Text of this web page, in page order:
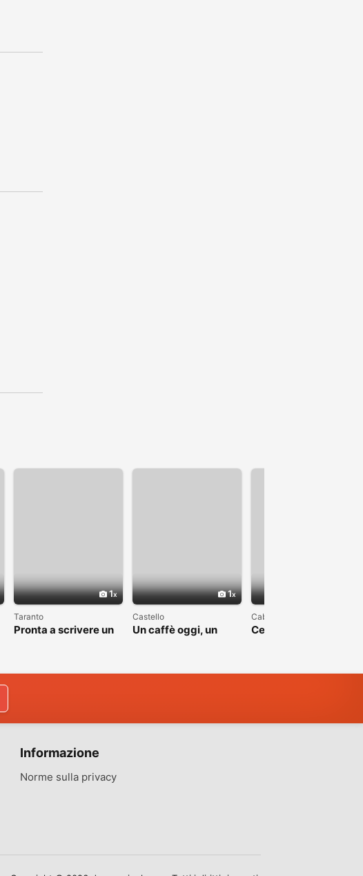
1
Taranto
Pronta a scrivere un
1
Castello
Un caffè oggi, un
Cabras
Cerco una bella
Informazione
Norme sulla privacy